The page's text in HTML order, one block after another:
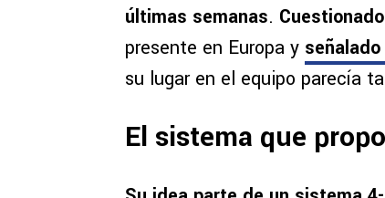
últimas semanas.
presente en Europa y
su lugar en el equipo parecía
El sistema que